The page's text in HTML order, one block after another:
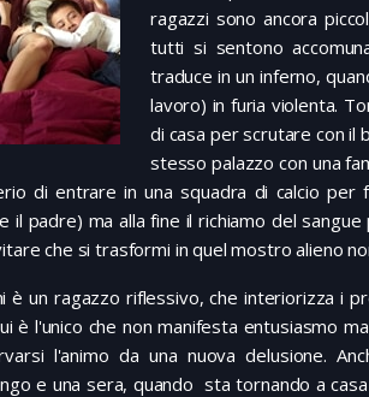
ragazzi sono ancora
tutti si sentono
traduce in un inferno,
lavoro) in furia violenta.
di casa per scrutare con il
stesso palazzo con una
di entrare in una squadra di calcio
il padre) ma alla fine il richiamo del
che si trasformi in quel mostro alieno
è un ragazzo riflessivo, che interiorizza i
è l'unico che non manifesta entusiasmo
l'animo da una nuova delusione.
e una sera, quando sta tornando a